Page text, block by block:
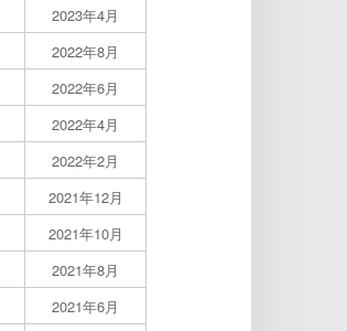
2023年4月
2022年8月
2022年6月
2022年4月
2022年2月
2021年12月
2021年10月
2021年8月
2021年6月